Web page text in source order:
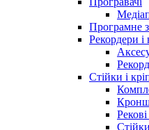
Програмне
Рекордери і
Стійки і